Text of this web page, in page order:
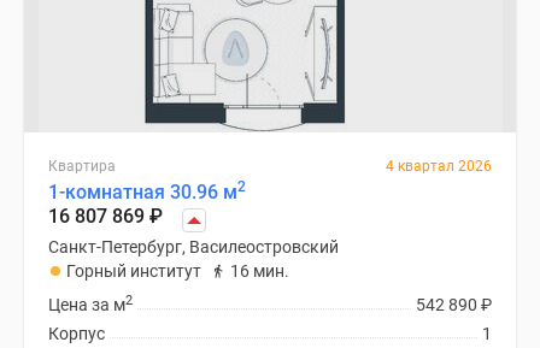
Квартира 4 квартал 2026
1-комнатная 30.96 м2
16 807 869 ₽
Санкт-Петербург, Василеостровский
Горный институт
16 мин.
542 890 ₽
Цена за м2
1
Корпус